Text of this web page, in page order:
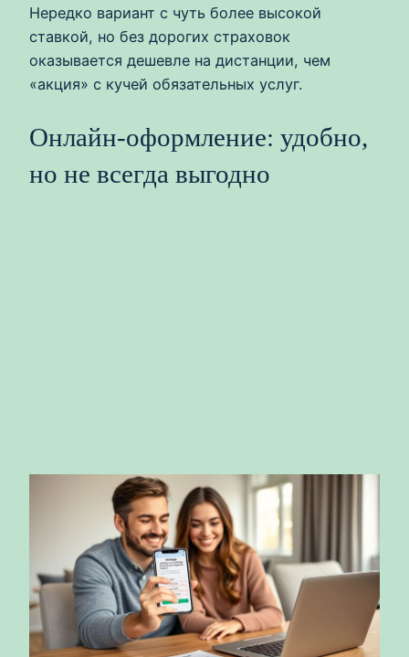
Нередко вариант с чуть более высокой
ставкой, но без дорогих страховок
оказывается дешевле на дистанции, чем
«акция» с кучей обязательных услуг.
Онлайн-оформление: удобно,
но не всегда выгодно